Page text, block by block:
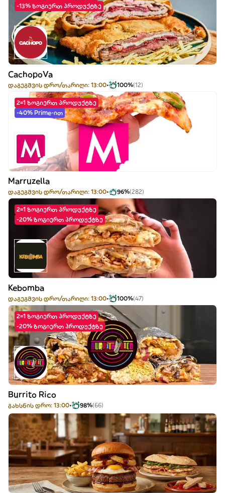
-13% ზოგიერთ პროდუქტზე
CachopoVa
დაგეგმვის დრო/თარიღი: 13:00 100%(12)
2=1 ზოგიერთ პროდუქტზე
-40% Prime-ით
Marruzella
დაგეგმვის დრო/თარიღი: 13:00 96%(282)
2=1 ზოგიერთ პროდუქტზე
-20% ზოგიერთ პროდუქტზე
Kebomba
დაგეგმვის დრო/თარიღი: 13:00 100%(47)
2=1 ზოგიერთ პროდუქტზე
-20% ზოგიერთ პროდუქტზე
Burrito Rico
გახსნის დრო: 13:00 98%(66)